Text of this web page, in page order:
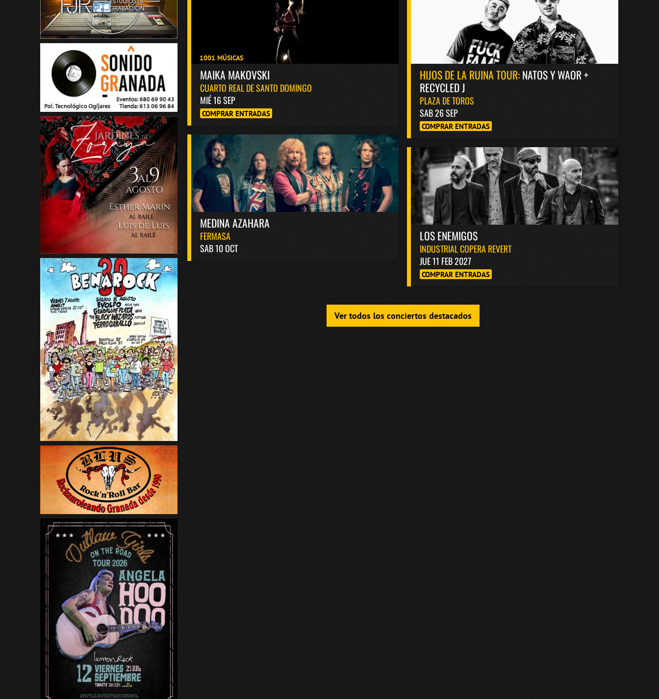
1001 MÚSICAS
MAIKA MAKOVSKI
CUARTO REAL DE SANTO DOMINGO
MIÉ 16 SEP
COMPRAR ENTRADAS
HIJOS DE LA RUINA TOUR:NATOS Y WAOR +
RECYCLED J
PLAZA DE TOROS
SAB 26 SEP
COMPRAR ENTRADAS
MEDINA AZAHARA
FERMASA
SAB 10 OCT
LOS ENEMIGOS
INDUSTRIAL COPERA REVERT
JUE 11 FEB 2027
COMPRAR ENTRADAS
Ver todos los conciertos destacados